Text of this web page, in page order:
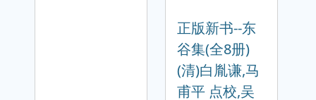
正版新书--东
谷集(全8册)
(清)白胤谦,马
甫平 点校,吴